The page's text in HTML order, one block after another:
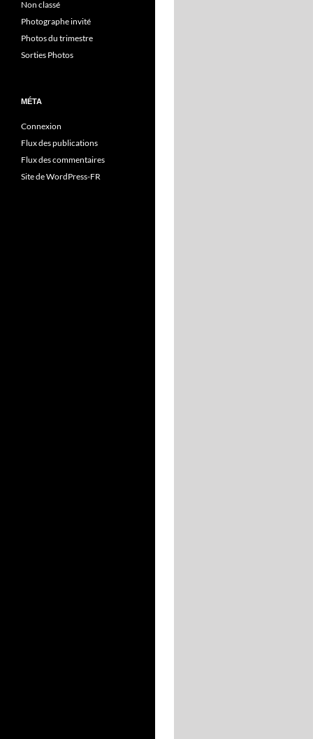
Non classé
Photographe invité
Photos du trimestre
Sorties Photos
MÉTA
Connexion
Flux des publications
Flux des commentaires
Site de WordPress-FR